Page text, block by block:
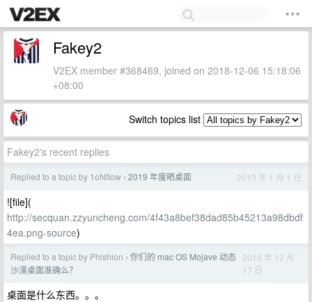
Fakey2
V2EX member #368469, joined on 2018-12-06 15:18:06
+08:00
Switch topics list
Fakey2's recent replies
Replied to a topic by 1oNflow › 2019 年度晒桌面 2019 年 1 月 1 日
![file](
http://secquan.zzyuncheng.com/4f43a8bef38dad85b45213a98dbdf
4ea.png-source)
Replied to a topic by Phishion › 你们的 mac OS Mojave 动态
沙漠桌面准确么？
2018 年 12 月
17 日
桌面是什么东西。。。